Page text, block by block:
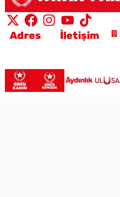
Adres İletişim